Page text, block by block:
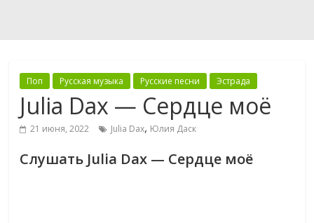
Поп Русская музыка Русские песни Эстрада
Julia Dax — Сердце моё
21 июня, 2022 Julia Dax, Юлия Даск
Слушать Julia Dax — Сердце моё